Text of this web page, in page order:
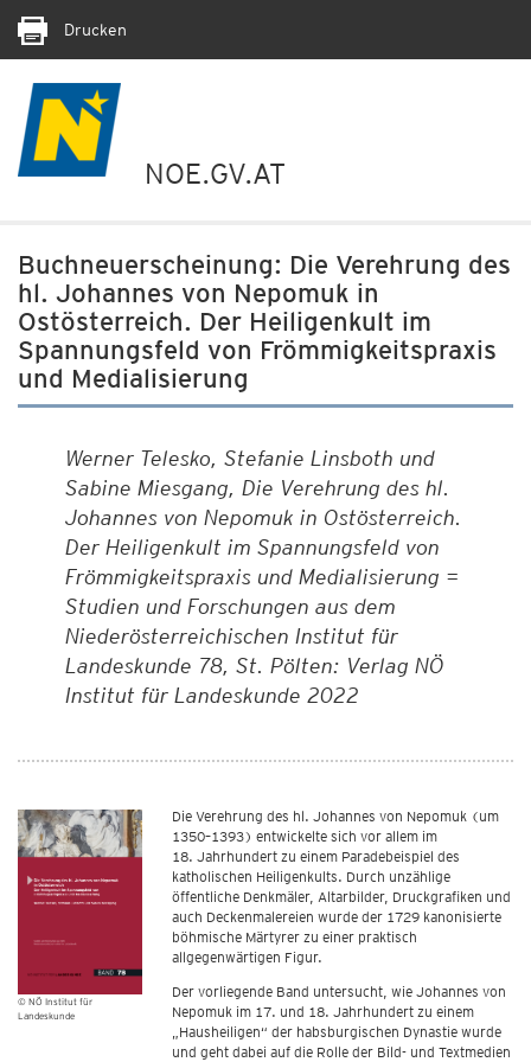
Drucken
NOE.GV.AT
Buchneuerscheinung: Die Verehrung des
hl. Johannes von Nepomuk in
Ostösterreich. Der Heiligenkult im
Spannungsfeld von Frömmigkeitspraxis
und Medialisierung
Werner Telesko, Stefanie Linsboth und
Sabine Miesgang, Die Verehrung des hl.
Johannes von Nepomuk in Ostösterreich.
Der Heiligenkult im Spannungsfeld von
Frömmigkeitspraxis und Medialisierung =
Studien und Forschungen aus dem
Niederösterreichischen Institut für
Landeskunde 78, St. Pölten: Verlag NÖ
Institut für Landeskunde 2022
© NÖ Institut für
Landeskunde
Die Verehrung des hl. Johannes von Nepomuk (um
1350–1393) entwickelte sich vor allem im
18. Jahrhundert zu einem Paradebeispiel des
katholischen Heiligenkults. Durch unzählige
öffentliche Denkmäler, Altarbilder, Druckgrafiken und
auch Deckenmalereien wurde der 1729 kanonisierte
böhmische Märtyrer zu einer praktisch
allgegenwärtigen Figur.
Der vorliegende Band untersucht, wie Johannes von
Nepomuk im 17. und 18. Jahrhundert zu einem
„Hausheiligen“ der habsburgischen Dynastie wurde
und geht dabei auf die Rolle der Bild- und Textmedien